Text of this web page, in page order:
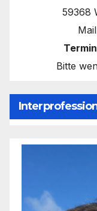
59368
Bitte